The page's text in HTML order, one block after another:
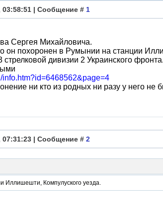
03:58:51 | Сообщение # 1
Сергея Михайловича.
он похоронен в Румынии на станции
дивизии 2 Украинского фронта.
info.htm?id=6468562&page=4
ни кто из родных ни разу у него не
07:31:23 | Сообщение # 2
Иллишешти, Компулуского уезда.